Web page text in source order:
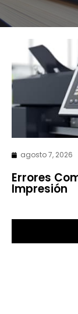
agosto 7, 2026
Errores
Impresión